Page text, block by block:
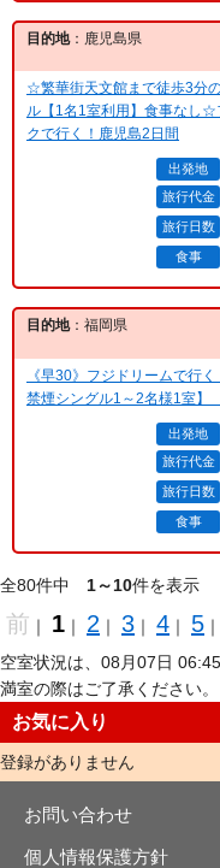
目的地：鹿児島県
☆繁華街天文館まで徒歩3分
ル【1名1室利用】食事なし
クで行く！鹿児島2日間
出発地
旅行代金
旅行日数
食事
目的地：福岡県
《早30》フジドリームで行
禁煙シングル1～2名様1室
出発地
旅行代金
旅行日数
食事
全80件中 1～10件を表示
前 ｜ 1 ｜ 2 ｜ 3 ｜ 4 ｜ 5 ｜
空室状況は、08月07日
満室の際はご了承ください。
お気に入り
登録がありません
お問い合わせ
個人情報保護方針